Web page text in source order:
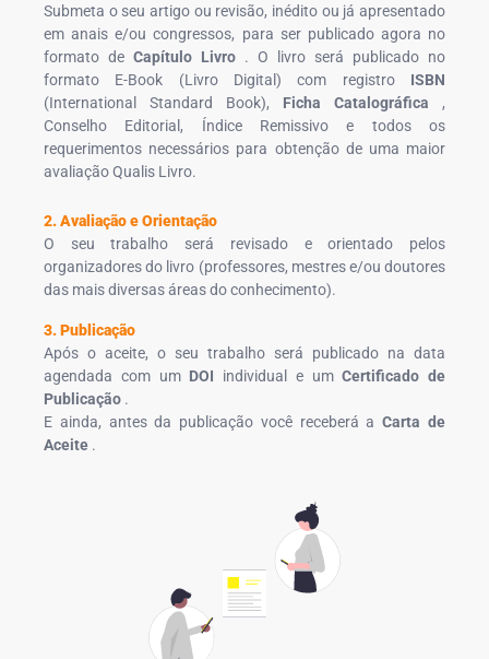
Submeta o seu artigo ou revisão, inédito ou já apresentado
em anais e/ou congressos, para ser publicado agora no
formato de Capítulo Livro . O livro será publicado no
formato E-Book (Livro Digital) com registro ISBN
(International Standard Book), Ficha Catalográfica ,
Conselho Editorial, Índice Remissivo e todos os
requerimentos necessários para obtenção de uma maior
avaliação Qualis Livro.
2. Avaliação e Orientação
O seu trabalho será revisado e orientado pelos
organizadores do livro (professores, mestres e/ou doutores
das mais diversas áreas do conhecimento).
3. Publicação
Após o aceite, o seu trabalho será publicado na data
agendada com um DOI individual e umCertificado de
Publicação .
E ainda, antes da publicação você receberá aCarta de
Aceite .